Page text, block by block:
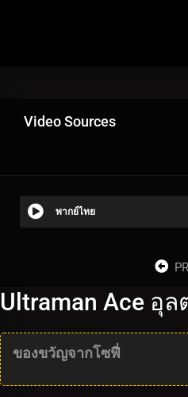
Video Sources
พากย์ไทย
Ultraman Ace อุ
ของขวัญจากโซฟี่